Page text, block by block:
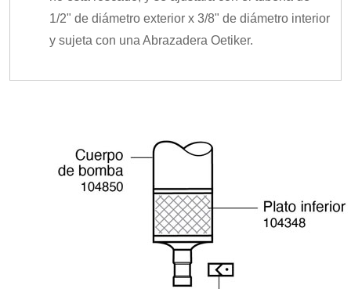
1/2" de diámetro exterior x 3/8" de diámetro interior
y sujeta con una Abrazadera Oetiker.